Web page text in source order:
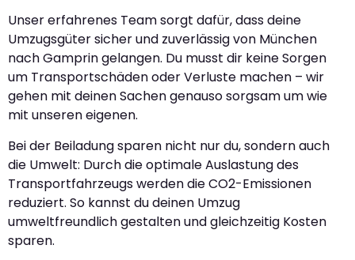
Unser erfahrenes Team sorgt dafür, dass deine
Umzugsgüter sicher und zuverlässig von München
nach Gamprin gelangen. Du musst dir keine Sorgen
um Transportschäden oder Verluste machen – wir
gehen mit deinen Sachen genauso sorgsam um wie
mit unseren eigenen.
Bei der Beiladung sparen nicht nur du, sondern auch
die Umwelt: Durch die optimale Auslastung des
Transportfahrzeugs werden die CO2-Emissionen
reduziert. So kannst du deinen Umzug
umweltfreundlich gestalten und gleichzeitig Kosten
sparen.